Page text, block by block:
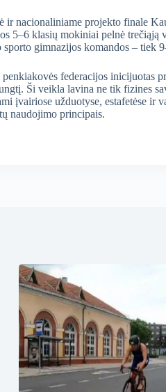
ir nacionaliniame projekto finale
5–6 klasių mokiniai pelnė
gimnazijos komandos – tiek
federacijos inicijuotas
Ši veikla lavina ne tik fizines
įvairiose užduotyse, estafetėse ir
naudojimo principais.